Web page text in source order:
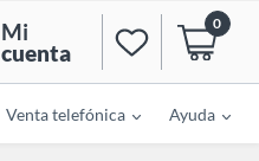
Mi
cuenta
0
Venta telefónica Ayuda